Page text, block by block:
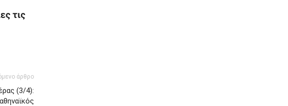
τις
άρθρο
(3/4):